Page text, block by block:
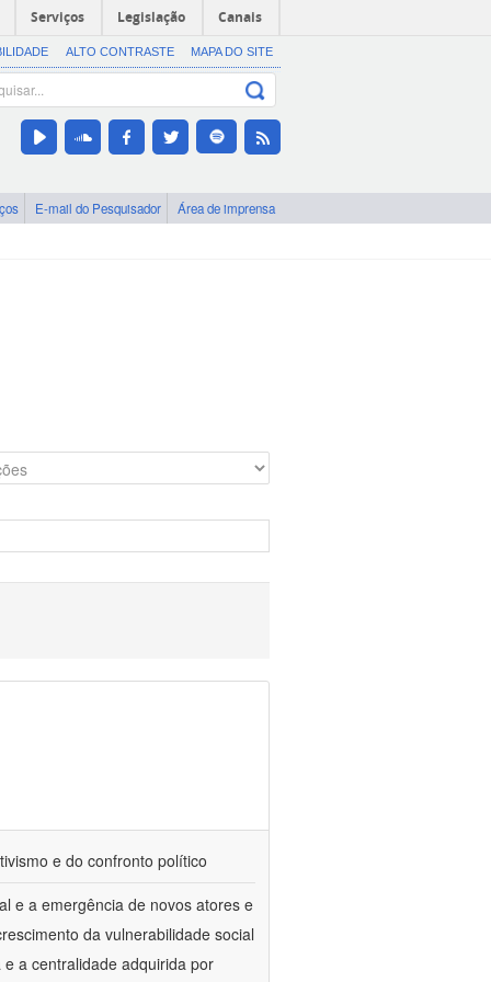
Serviços Legislação Canais
ALTO CONTRASTE MAPA DO SITE
E-mail do Pesquisador Área de imprensa
e do confronto político
e a emergência de novos atores e
da vulnerabilidade social
a centralidade adquirida por